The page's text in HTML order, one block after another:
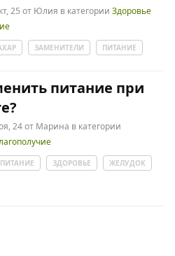
25 от Юлия в категории Здоровье
ЗАМЕНИТЕЛИ ПИТАНИЕ
питание при
24 от Марина в категории
ПИТАНИЕ ЗДОРОВЬЕ
ЖЕЛУДОК